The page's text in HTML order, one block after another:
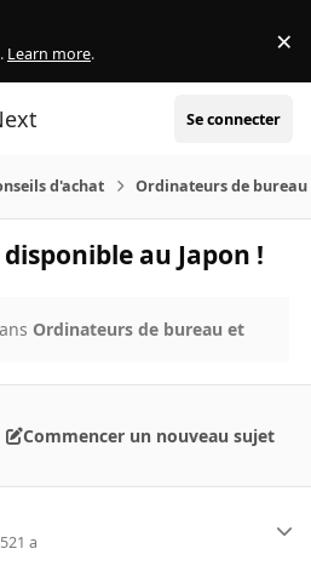
Learn more. ×
Se connecter
d'achat Ordinateurs de bureau
disponible au Japon !
Ordinateurs de bureau et
Commencer un nouveau sujet
21 a